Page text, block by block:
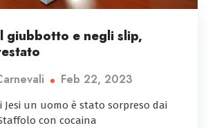
giubbotto e negli slip,
Feb 22, 2023
Jesi un uomo è stato sorpreso dai
con cocaina